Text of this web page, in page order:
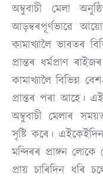
অম্বুবাচী মেলা
আড়ম্বৰপূৰ্ণভাৱে
কামাখ্যালৈ ভাৰতৰ
প্ৰান্তৰ ধৰ্মপ্ৰাণ
কামাখ্যালৈ বিভিন্ন
প্ৰান্তৰ পৰা আহে। এই
অম্বুবাচী মেলাৰ
সৃষ্টি কৰে।
মন্দিৰৰ প্ৰাঙ্গন
প্ৰায় চাৰিদিন ধৰি